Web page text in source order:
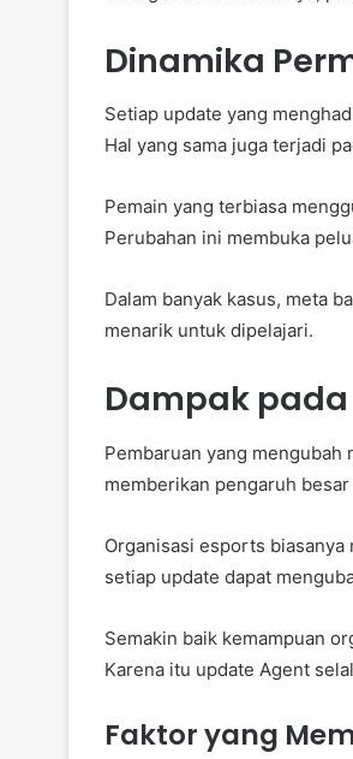
Dinamika
Setiap update yang
Hal yang sama juga terjadi
Pemain yang terbiasa
Perubahan ini membuka
Dalam banyak kasus, meta
menarik untuk dipelajari.
Dampak
Pembaruan yang
memberikan pengaruh
Organisasi esports
setiap update dapat
Semakin baik kemampuan
Karena itu update Agent
Faktor yang